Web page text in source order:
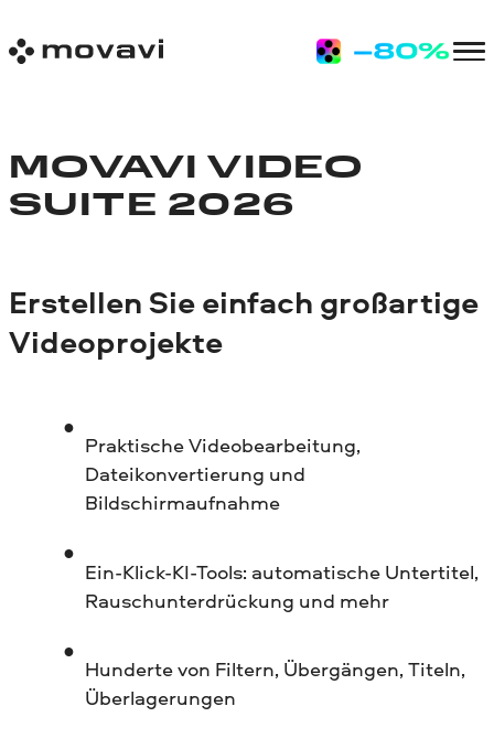
MOVAVI VIDEO
SUITE 2026
Erstellen Sie einfach großartige
Videoprojekte
Praktische Videobearbeitung,
Dateikonvertierung und
Bildschirmaufnahme
Ein-Klick-KI-Tools: automatische Untertitel,
Rauschunterdrückung und mehr
Hunderte von Filtern, Übergängen, Titeln,
Überlagerungen